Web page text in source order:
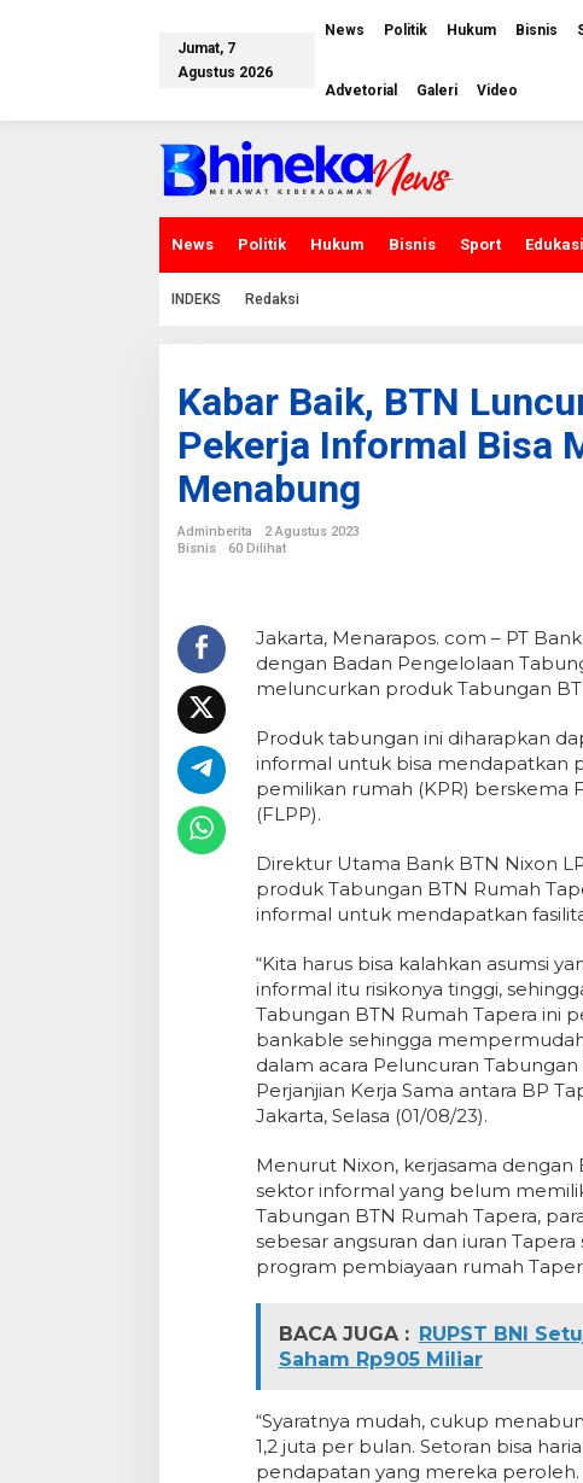
k
Jumat, 7
Agustus 2026
News Politik Hukum Bisnis
Advetorial Galeri Video
News Politik Hukum Bisnis Sport Edukasi
INDEKS Redaksi
Kabar Baik, BTN
Pekerja Informal Bisa
Menabung
Adminberita
2 Agustus 2023
Bisnis
60 Dilihat
Jakarta, Menarapos. com – PT
dengan Badan Pengelolaan
meluncurkan produk Tabungan
Produk tabungan ini diharapkan
informal untuk bisa mendapatkan
pemilikan rumah (KPR) berskema
(FLPP).
Direktur Utama Bank BTN Nixon
produk Tabungan BTN Rumah
informal untuk mendapatkan
“Kita harus bisa kalahkan asumsi
informal itu risikonya tinggi,
Tabungan BTN Rumah Tapera ini
bankable sehingga
dalam acara Peluncuran
Perjanjian Kerja Sama antara BP
Jakarta, Selasa (01/08/23).
Menurut Nixon, kerjasama
sektor informal yang belum
Tabungan BTN Rumah Tapera,
sebesar angsuran dan iuran
program pembiayaan rumah
BACA JUGA : RUPST BNI
Saham Rp905 Miliar
“Syaratnya mudah, cukup
1,2 juta per bulan. Setoran bisa
pendapatan yang mereka